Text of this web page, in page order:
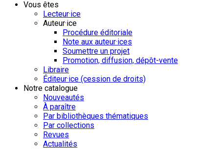
Vous êtes
Lecteur·ice
Auteur·ice
Procédure éditoriale
Note aux auteur·ices
Soumettre un projet
Promotion, diffusion, dépôt-vente
Libraire
Éditeur·ice (cession de droits)
Notre catalogue
Nouveautés
À paraître
Par bibliothèques thématiques
Par collections
Revues
Actualités